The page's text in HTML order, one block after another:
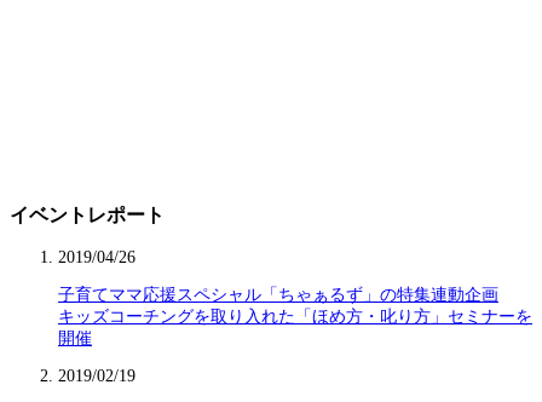
イベントレポート
2019/04/26
子育てママ応援スペシャル「ちゃぁるず」の特集連動企画
キッズコーチングを取り入れた「ほめ方・叱り方」セミナーを
開催
2019/02/19